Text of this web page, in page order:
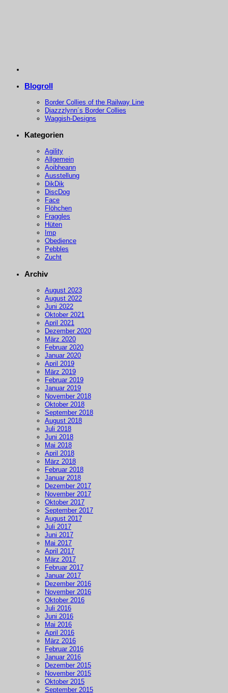
Blogroll
Border Collies of the Railway Line
Djazzzlynn´s Border Collies
Waggish-Designs
Kategorien
Agility
Allgemein
Aoibheann
Ausstellung
DikDik
DiscDog
Face
Flöhchen
Fraggles
Hüten
Imp
Obedience
Pebbles
Zucht
Archiv
August 2023
August 2022
Juni 2022
Oktober 2021
April 2021
Dezember 2020
März 2020
Februar 2020
Januar 2020
April 2019
März 2019
Februar 2019
Januar 2019
November 2018
Oktober 2018
September 2018
August 2018
Juli 2018
Juni 2018
Mai 2018
April 2018
März 2018
Februar 2018
Januar 2018
Dezember 2017
November 2017
Oktober 2017
September 2017
August 2017
Juli 2017
Juni 2017
Mai 2017
April 2017
März 2017
Februar 2017
Januar 2017
Dezember 2016
November 2016
Oktober 2016
Juli 2016
Juni 2016
Mai 2016
April 2016
März 2016
Februar 2016
Januar 2016
Dezember 2015
November 2015
Oktober 2015
September 2015